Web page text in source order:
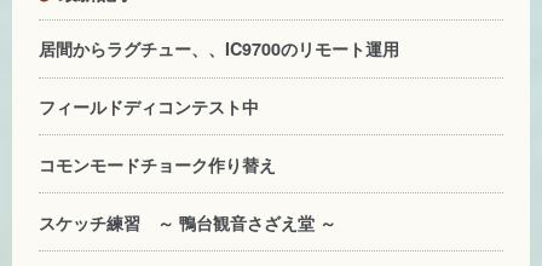
居間からラグチュー、、IC9700のリモート運用
フィールドディコンテスト中
コモンモードチョーク作り替え
スケッチ練習 ～ 鴨台観音さざえ堂 ～